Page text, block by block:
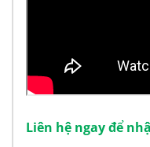
Liên hệ ngay để